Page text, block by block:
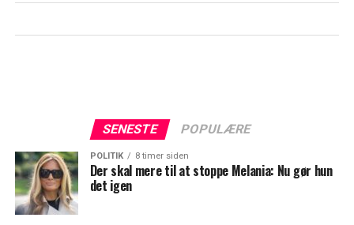
SENESTE POPULÆRE
POLITIK 8 timer siden
Der skal mere til at stoppe Melania: Nu gør hun
det igen